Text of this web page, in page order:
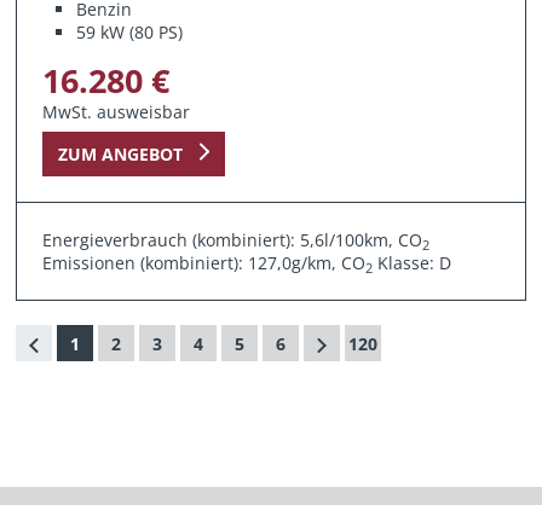
Benzin
59 kW (80 PS)
16.280 €
MwSt. ausweisbar
ZUM ANGEBOT
Energieverbrauch (kombiniert): 5,6l/100km, CO2
Emissionen (kombiniert): 127,0g/km, CO2 Klasse: D
1 2 3 4 5 6 120